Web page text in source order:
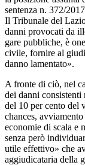
sentenza n. 372/
Il Tribunale del
danni provocati da
gare pubbliche, è
civile, fornire al
danno lamentato».
A fronte di ciò, nel
dei danni consistenti
del 10 per cento del
chances,
economie di scala e
senza però
utile effettivo» che
aggiudicataria della